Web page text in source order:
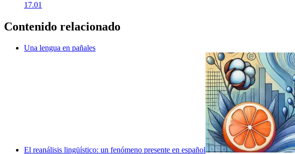
17.01
Contenido relacionado
Una lengua en pañales
El reanálisis lingüístico: un fenómeno presente en español